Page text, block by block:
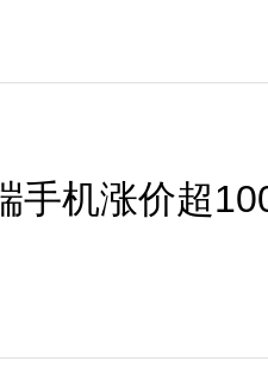
手机涨价超